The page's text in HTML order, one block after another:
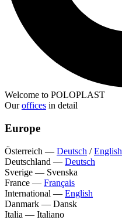
Welcome to POLOPLAST
Ouroffices in detail
Europe
Österreich — Deutsch /English
Deutschland — Deutsch
Sverige — Svenska
France — Français
International — English
Danmark — Dansk
Italia — Italiano